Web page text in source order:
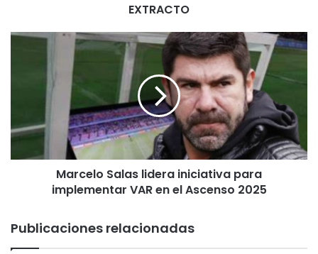
EXTRACTO
M
o
a
i
d
Marcelo Salas lidera iniciativa para
implementar VAR en el Ascenso 2025
Publicaciones relacionadas